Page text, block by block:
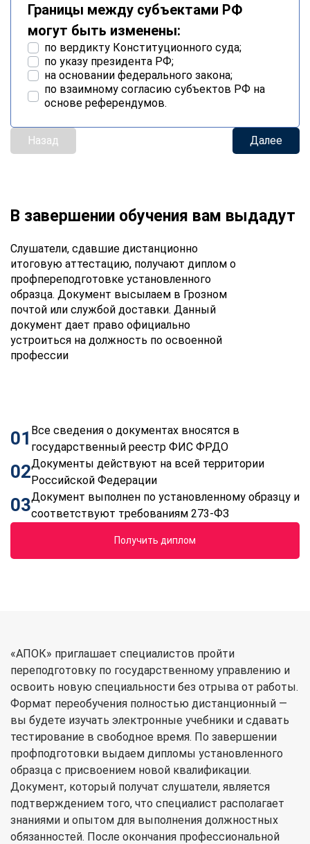
Границы между субъектами РФ
могут быть изменены:
по вердикту Конституционного суда;
по указу президента РФ;
на основании федерального закона;
по взаимному согласию субъектов РФ на
основе референдумов.
Назад Далее
В завершении обучения вам выдадут
Слушатели, сдавшие дистанционно
итоговую аттестацию, получают диплом о
профпереподготовке установленного
образца. Документ высылаем в Грозном
почтой или службой доставки. Данный
документ дает право официально
устроиться на должность по освоенной
профессии
01 Все сведения о документах вносятся в
государственный реестр ФИС ФРДО
02Документы действуют на всей территории
Российской Федерации
03Документ выполнен по установленному образцу и
соответствуют требованиям 273-ФЗ
Получить диплом
«АПОК» приглашает специалистов пройти
переподготовку по государственному управлению и
освоить новую специальности без отрыва от работы.
Формат переобучения полностью дистанционный —
вы будете изучать электронные учебники и сдавать
тестирование в свободное время. По завершении
профподготовки выдаем дипломы установленного
образца с присвоением новой квалификации.
Документ, который получат слушатели, является
подтверждением того, что специалист располагает
знаниями и опытом для выполнения должностных
обязанностей. После окончания профессиональной